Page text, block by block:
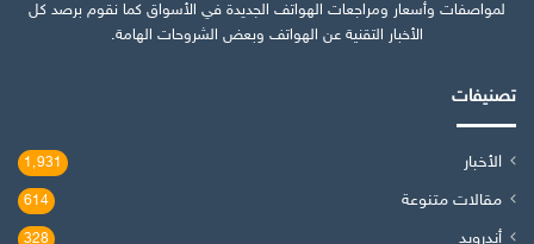
لمواصفات وأسعار ومراجعات الهواتف الجديدة في الأسواق كما نقوم برصد كل
الأخبار التقنية عن الهواتف وبعض الشروحات الهامة.
تصنيفات
الأخبار 1٬931
مقالات متنوعة 614
أندرويد 328